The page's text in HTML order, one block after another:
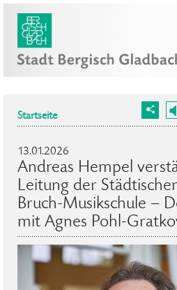
Startseite
13.01.2026
Andreas Hempel
Leitung der
Bruch-Musikschule –
mit Agnes Pohl-